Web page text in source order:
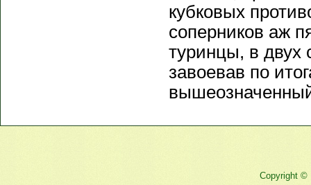
кубковых
соперников аж
туринцы, в двух
завоевав по
Copyright ©